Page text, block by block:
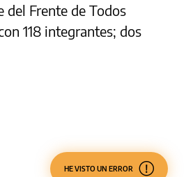
del Frente de Todos
118 integrantes; dos
HE VISTO UN ERROR